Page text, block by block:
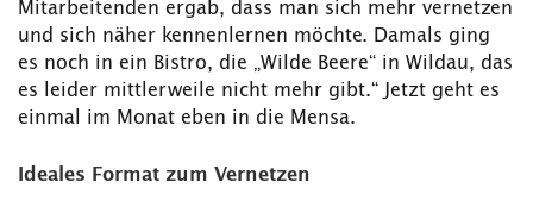
Mitarbeitenden ergab, dass man sich mehr vernetzen
und sich näher kennenlernen möchte. Damals ging
es noch in ein Bistro, die „Wilde Beere“ in Wildau, das
es leider mittlerweile nicht mehr gibt.“ Jetzt geht es
einmal im Monat eben in die Mensa.
Ideales Format zum Vernetzen